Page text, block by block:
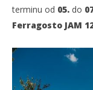
terminu od 05. do
Ferragosto JAM